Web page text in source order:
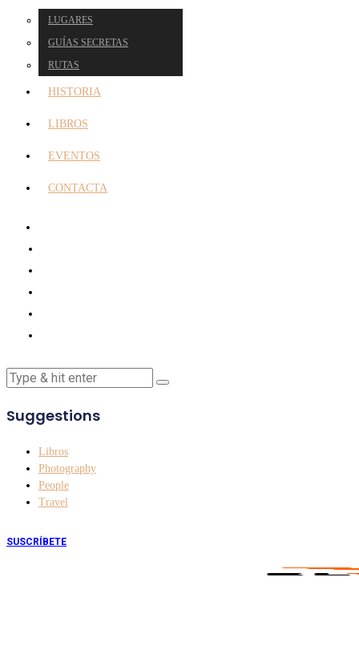
LUGARES
GUÍAS SECRETAS
RUTAS
HISTORIA
LIBROS
EVENTOS
CONTACTA
Suggestions
Libros
Photography
People
Travel
SUSCRÍBETE